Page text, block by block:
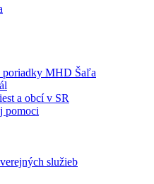
poriadky MHD Šaľa
a obcí v SR
pomoci
služieb